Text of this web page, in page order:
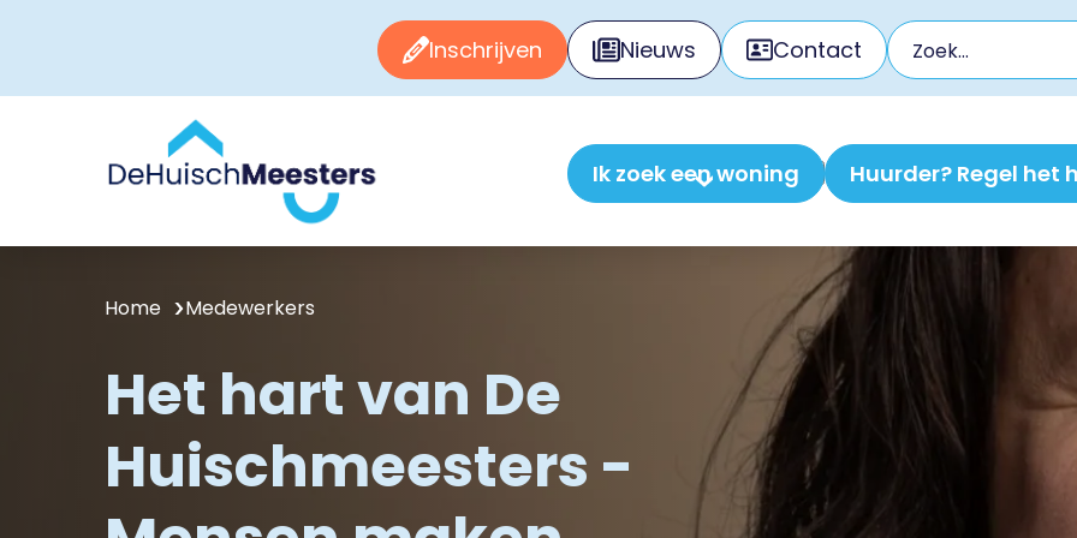
Inschrijven Nieuws Contact
Ik zoek een woning
Huurder? Regel het
Home Medewerkers
Het hart van De
Huischmeesters -